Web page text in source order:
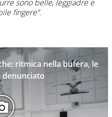
sono belle, leggiadre e
fingere”.
ritmica nella bufera, le